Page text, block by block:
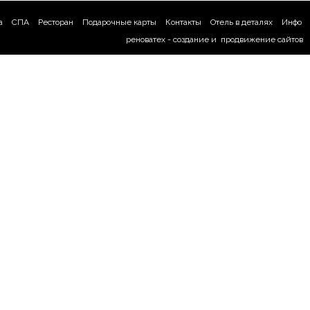
СПА Ресторан Подарочные карты Контакты Отель в деталях
Инфо
реноватех - создание и продвижение сайтов